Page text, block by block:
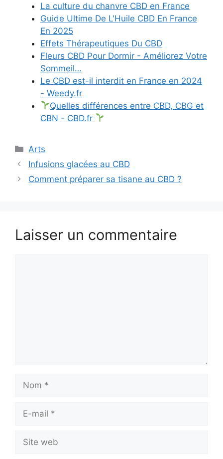
La culture du chanvre CBD en France
Guide Ultime De L'Huile CBD En France
En 2025
Effets Thérapeutiques Du CBD
Fleurs CBD Pour Dormir - Améliorez Votre
Sommeil…
Le CBD est-il interdit en France en 2024
- Weedy.fr
Quelles différences entre CBD, CBG et
CBN - CBD.fr
Catégories
Arts
Infusions glacées au CBD
Comment préparer sa tisane au CBD ?
Laisser un commentaire
mail
web